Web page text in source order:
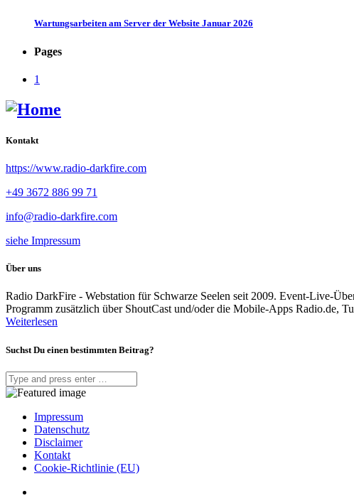
Wartungsarbeiten am Server der Website Januar 2026
Pages
1
Kontakt
https://www.radio-darkfire.com
+49 3672 886 99 71
info@radio-darkfire.com
siehe Impressum
Über uns
Radio DarkFire - Webstation für Schwarze Seelen seit 2009. Event-Live-
Programm zusätzlich über ShoutCast und/oder die Mobile-Apps Radio.de,
Weiterlesen
Suchst Du einen bestimmten Beitrag?
Impressum
Datenschutz
Disclaimer
Kontakt
Cookie-Richtlinie (EU)